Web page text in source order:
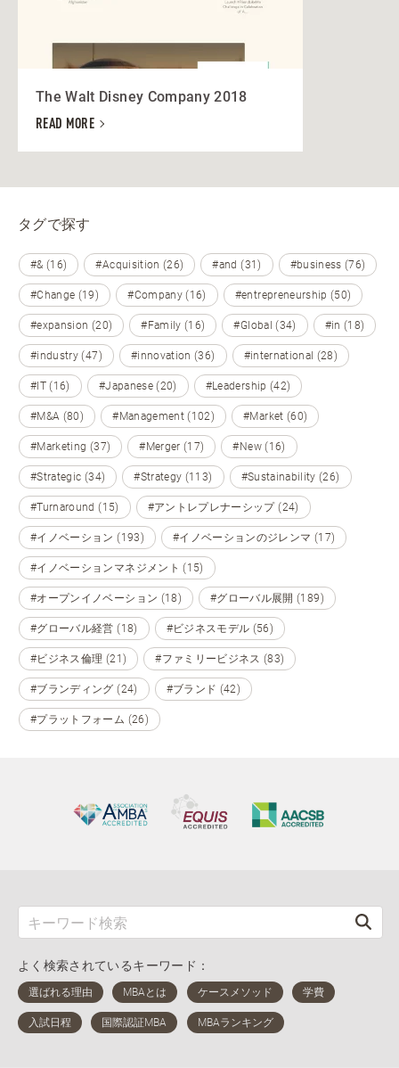
The Walt Disney Company 2018
READ MORE
タグで探す
#& (16) #Acquisition (26) #and (31) #business (76)
#Change (19) #Company (16) #entrepreneurship (50)
#expansion (20) #Family (16) #Global (34) #in (18)
#industry (47) #innovation (36) #international (28)
#IT (16) #Japanese (20) #Leadership (42)
#M&A (80) #Management (102) #Market (60)
#Marketing (37) #Merger (17) #New (16)
#Strategic (34) #Strategy (113) #Sustainability (26)
#Turnaround (15) #アントレプレナーシップ (24)
#イノベーション (193) #イノベーションのジレンマ (17)
#イノベーションマネジメント (15)
#オープンイノベーション (18) #グローバル展開 (189)
#グローバル経営 (18) #ビジネスモデル (56)
#ビジネス倫理 (21) #ファミリービジネス (83)
#ブランディング (24) #ブランド (42)
#プラットフォーム (26)
よく検索されているキーワード：